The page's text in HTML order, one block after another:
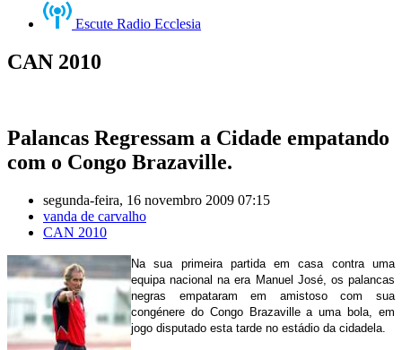
Escute Radio Ecclesia
CAN 2010
Palancas Regressam a Cidade empatando
com o Congo Brazaville.
segunda-feira, 16 novembro 2009 07:15
vanda de carvalho
CAN 2010
Na sua primeira partida em casa contra uma
equipa nacional na era Manuel José, os palancas
negras empataram em amistoso com sua
congénere do Congo Brazaville a uma bola, em
jogo disputado esta tarde no estádio da cidadela.